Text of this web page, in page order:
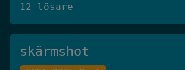
12 lösare
skärmshot